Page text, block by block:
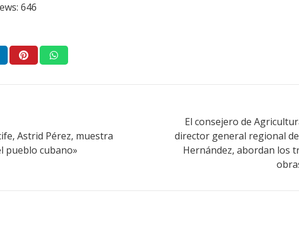
646
Astrid Pérez, muestra
pueblo cubano»
El consejero de
director general regional
Hernández, abordan los